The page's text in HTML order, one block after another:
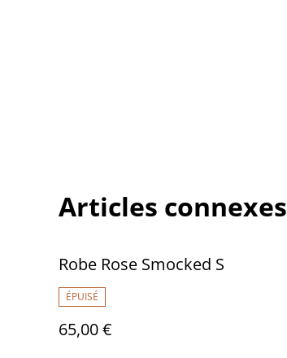
Articles connexes
Robe Rose Smocked S
ÉPUISÉ
65,00 €